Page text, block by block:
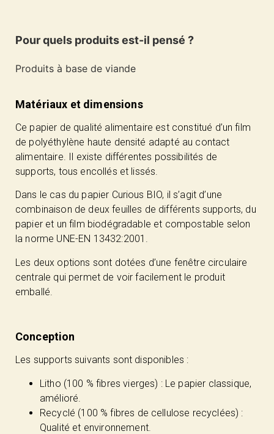
Pour quels produits est-il pensé ?
Produits à base de viande
Matériaux et dimensions
Ce papier de qualité alimentaire est constitué d’un film
de polyéthylène haute densité adapté au contact
alimentaire. Il existe différentes possibilités de
supports, tous encollés et lissés.
Dans le cas du papier Curious BIO, il s’agit d’une
combinaison de deux feuilles de différents supports, du
papier et un film biodégradable et compostable selon
la norme UNE-EN 13432:2001.
Les deux options sont dotées d’une fenêtre circulaire
centrale qui permet de voir facilement le produit
emballé.
Conception
Les supports suivants sont disponibles :
Litho (100 % fibres vierges) : Le papier classique,
amélioré.
Recyclé (100 % fibres de cellulose recyclées) :
Qualité et environnement.